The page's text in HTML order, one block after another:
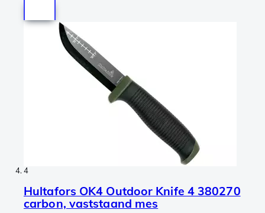
4
Hultafors OK4 Outdoor Knife 4 380270
carbon, vaststaand mes